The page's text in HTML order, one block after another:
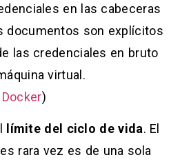
en las cabeceras
documentos son explícitos
las credenciales en bruto
virtual.
)
límite del ciclo de vida. El
rara vez es de una sola